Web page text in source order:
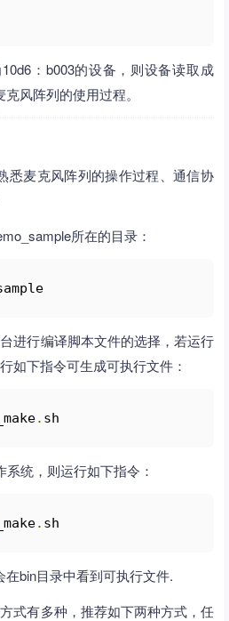
：b003的设备，则设备读取成
风阵列的使用过程。
悉麦克风阵列的操作过程、通信协
所在的目录：
进行编译脚本文件的选择，若运行
如下指令可生成可执行文件：
. sh
统，则运行如下指令：
_make. sh
bin目录中看到可执行文件.
式有多种，推荐如下两种方式，任